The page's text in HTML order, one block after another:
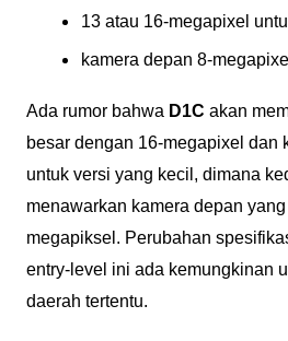
13 atau 16-megapixel
kamera depan 8-megapixel
Ada rumor bahwa D1C akan
besar dengan 16-megapixel dan
untuk versi yang kecil, dimana
menawarkan kamera depan
megapiksel. Perubahan
entry-level ini ada kemungkinan
daerah tertentu.